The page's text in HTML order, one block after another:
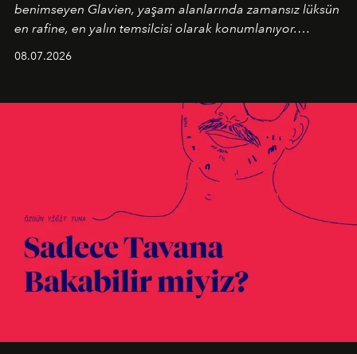
benimseyen Glavien, yaşam alanlarında zamansız lüksün
en rafine, en yalın temsilcisi olarak konumlanıyor.
08.07.2026